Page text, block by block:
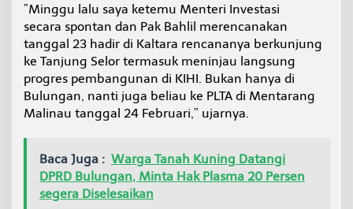
k
e
K
I
H
T
a
h
K
u
n
”Minggu lalu saya ketemu Menteri Investasi
secara spontan dan Pak Bahlil merencanakan
tanggal 23 hadir di Kaltara rencananya berkunjung
ke Tanjung Selor termasuk meninjau langsung
progres pembangunan di KIHI. Bukan hanya di
Bulungan, nanti juga beliau ke PLTA di Mentarang
Malinau tanggal 24 Februari,” ujarnya.
Baca Juga : Warga Tanah Kuning Datangi
DPRD Bulungan, Minta Hak Plasma 20 Persen
segera Diselesaikan